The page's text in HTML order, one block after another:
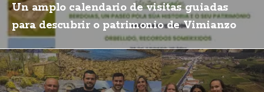
Un amplo calendario de visitas guiadas
para descubrir o patrimonio de Vimianzo